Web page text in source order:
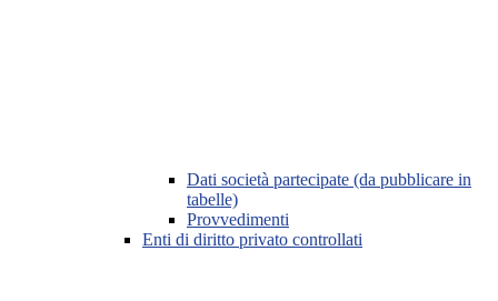
Dati società partecipate (da pubblicare in
tabelle)
Provvedimenti
Enti di diritto privato controllati